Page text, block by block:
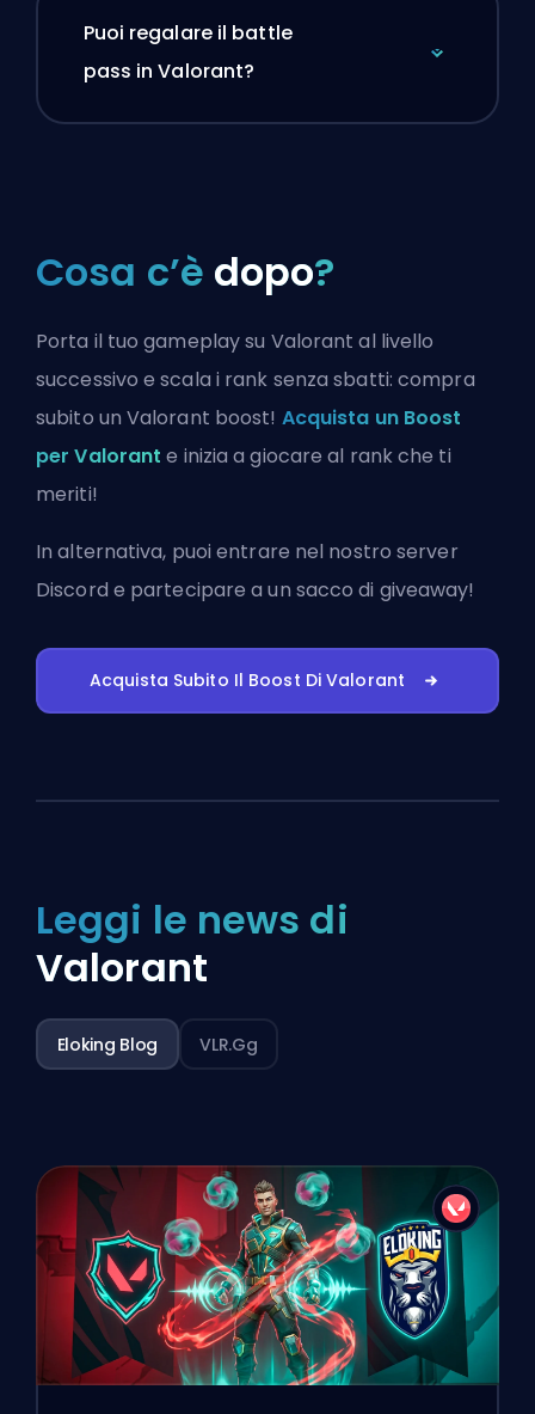
Puoi regalare il battle
pass in Valorant?
Cosa c’è dopo?
Porta il tuo gameplay su Valorant al livello
successivo e scala i rank senza sbatti: compra
subito un Valorant boost! Acquista un Boost
per Valorant e inizia a giocare al rank che ti
meriti!
In alternativa, puoientrare nel nostro server
Discord e partecipare a un sacco di giveaway!
Acquista Subito Il Boost Di Valorant
Leggi le news di
Valorant
Eloking Blog VLR.gg